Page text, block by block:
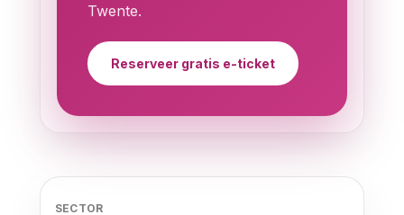
Twente.
Reserveer gratis e-ticket
SECTOR